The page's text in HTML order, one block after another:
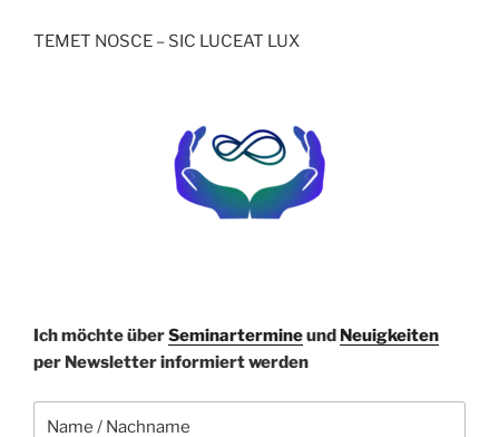
TEMET NOSCE – SIC LUCEAT LUX
Bitte lasse dieses Feld leer.
Ich möchte überSeminartermineund Neuigkeiten
per Newsletter informiert werden